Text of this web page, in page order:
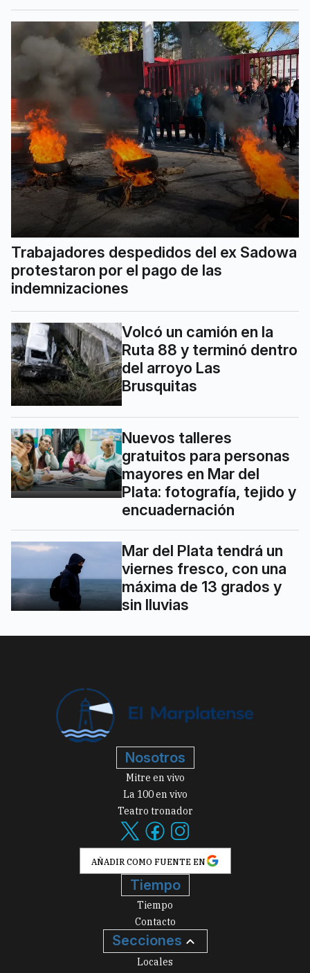
Trabajadores despedidos del ex Sadowa
protestaron por el pago de las
indemnizaciones
Volcó un camión en la
Ruta 88 y terminó dentro
del arroyo Las
Brusquitas
Nuevos talleres
gratuitos para personas
mayores en Mar del
Plata: fotografía, tejido y
encuadernación
Mar del Plata tendrá un
viernes fresco, con una
máxima de 13 grados y
sin lluvias
Nosotros
Mitre en vivo
La 100 en vivo
Teatro tronador
AÑADIR COMO FUENTE EN
Tiempo
Tiempo
Contacto
Secciones
Locales